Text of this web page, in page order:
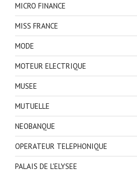
MICRO FINANCE
MISS FRANCE
MODE
MOTEUR ELECTRIQUE
MUSEE
MUTUELLE
NEOBANQUE
OPERATEUR TELEPHONIQUE
PALAIS DE L'ELYSEE